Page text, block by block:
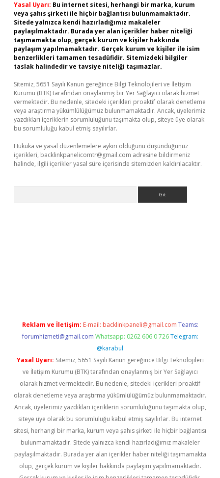
Yasal Uyarı: Bu internet sitesi, herhangi bir marka, kurum
veya şahıs şirketi ile hiçbir bağlantısı bulunmamaktadır.
Sitede yalnızca kendi hazırladığımız makaleler
paylaşılmaktadır. Burada yer alan içerikler haber niteliği
taşımamakta olup, gerçek kurum ve kişiler hakkında
paylaşım yapılmamaktadır. Gerçek kurum ve kişiler ile isim
benzerlikleri tamamen tesadüfidir. Sitemizdeki bilgiler
taslak halindedir ve tavsiye niteliği taşımazlar.
Sitemiz, 5651 Sayılı Kanun gereğince Bilgi Teknolojileri ve İletişim
Kurumu (BTK) tarafından onaylanmış bir Yer Sağlayıcı olarak hizmet
vermektedir. Bu nedenle, sitedeki içerikleri proaktif olarak denetleme
veya araştırma yükümlülüğümüz bulunmamaktadır. Ancak, üyelerimiz
yazdıkları içeriklerin sorumluluğunu taşımakta olup, siteye üye olarak
bu sorumluluğu kabul etmiş sayılırlar.
Hukuka ve yasal düzenlemelere aykırı olduğunu düşündüğünüz
içerikleri, backlinkpanelicomtr@gmail.com adresine bildirmeniz
halinde, ilgili içerikler yasal süre içerisinde sitemizden kaldırılacaktır.
Reklam ve İletişim: E-mail: backlinkpaneli@gmail.com Teams:
forumhizmeti@gmail.com Whatsapp: 0262 606 0 726 Telegram:
@karabul
Yasal Uyarı: Sitemiz, 5651 Sayılı Kanun gereğince Bilgi Teknolojileri
ve İletişim Kurumu (BTK) tarafından onaylanmış bir Yer Sağlayıcı
olarak hizmet vermektedir. Bu nedenle, sitedeki içerikleri proaktif
olarak denetleme veya araştırma yükümlülüğümüz bulunmamaktadır.
Ancak, üyelerimiz yazdıkları içeriklerin sorumluluğunu taşımakta olup,
siteye üye olarak bu sorumluluğu kabul etmiş sayılırlar. Bu internet
sitesi, herhangi bir marka, kurum veya şahıs şirketi ile hiçbir bağlantısı
bulunmamaktadır. Sitede yalnızca kendi hazırladığımız makaleler
paylaşılmaktadır. Burada yer alan içerikler haber niteliği taşımamakta
olup, gerçek kurum ve kişiler hakkında paylaşım yapılmamaktadır.